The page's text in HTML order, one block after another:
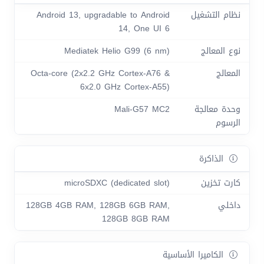
نظام التشغيل
Android 13, upgradable to Android
14, One UI 6
نوع المعالج
Mediatek Helio G99 (6 nm)
المعالج
Octa-core (2x2.2 GHz Cortex-A76 &
6x2.0 GHz Cortex-A55)
وحدة معالجة
الرسوم
Mali-G57 MC2
الذاكرة
كارت تخزين
microSDXC (dedicated slot)
داخلي
128GB 4GB RAM, 128GB 6GB RAM,
128GB 8GB RAM
الكاميرا الأساسية